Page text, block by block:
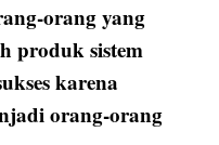
orang yang
produk sistem
karena
orang-orang